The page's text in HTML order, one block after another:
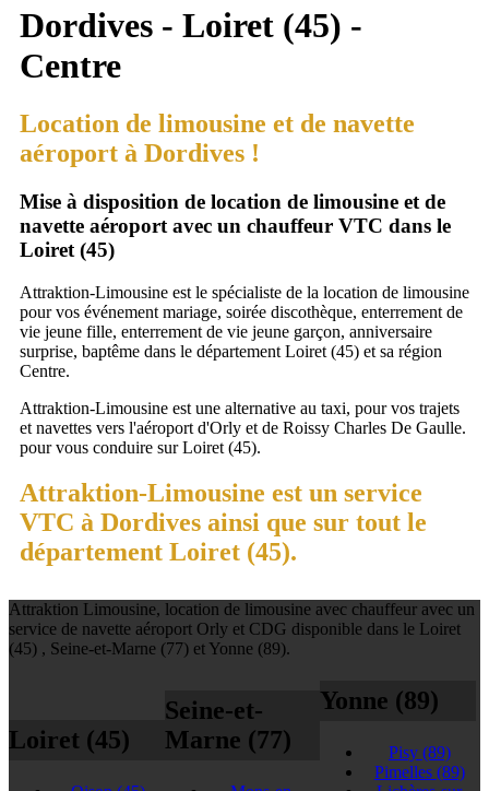
Dordives - Loiret (45) -
Centre
Location de limousine et de navette
aéroport à Dordives !
Mise à disposition de location de limousine et de
navette aéroport avec un chauffeur VTC dans le
Loiret (45)
Attraktion-Limousine est le spécialiste de la location de limousine
pour vos événement mariage, soirée discothèque, enterrement de
vie jeune fille, enterrement de vie jeune garçon, anniversaire
surprise, baptême dans le département Loiret (45) et sa région
Centre.
Attraktion-Limousine est une alternative au taxi, pour vos trajets
et navettes vers l'aéroport d'Orly et de Roissy Charles De Gaulle.
pour vous conduire sur Loiret (45).
Attraktion-Limousine est un service
VTC à Dordives ainsi que sur tout le
département Loiret (45).
Attraktion Limousine, location de limousine avec chauffeur avec un
service de navette aéroport Orly et CDG disponible dans le Loiret
(45) , Seine-et-Marne (77) et Yonne (89).
Loiret (45)
Seine-et-
Marne (77)
Yonne (89)
Pisy (89)
Pimelles (89)